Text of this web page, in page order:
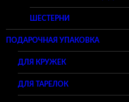
ШЕСТЕРНИ
ПОДАРОЧНАЯ УПАКОВКА
ДЛЯ КРУЖЕК
ДЛЯ ТАРЕЛОК